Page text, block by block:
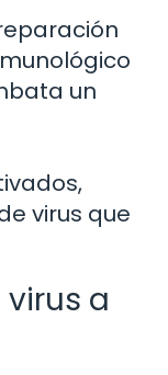
un
virus que
a